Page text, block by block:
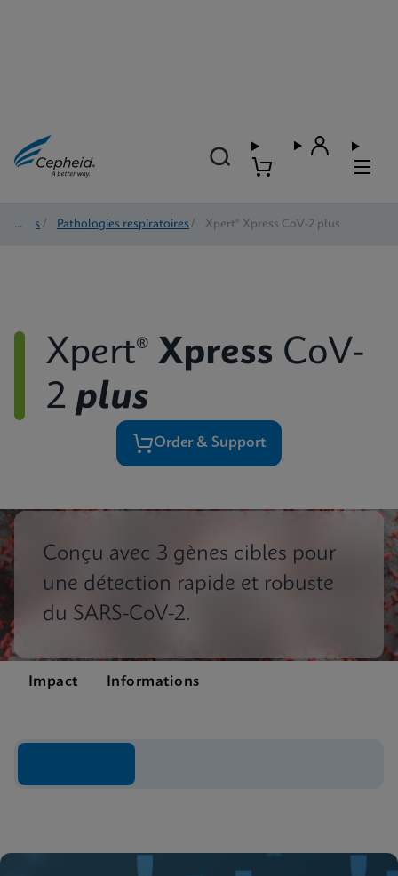
Tests / Pathologies respiratoires / Xpert® Xpress CoV-2 plus
Xpert® Xpress CoV-
2 plus
Order & Support
Conçu avec 3 gènes cibles pour
une détection rapide et robuste
du SARS-CoV-2.
Impact Informations